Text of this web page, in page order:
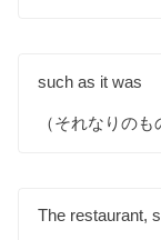
such as it was
（それなりの
The restaurant,